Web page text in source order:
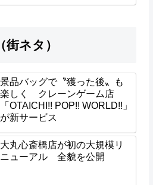
ネタ）
景品バッグで〝獲った後〟も
楽しく クレーンゲーム店
「OTAICHI!! POP!! WORLD!!」
が新サービス
大丸心斎橋店が初の大規模リ
ニューアル 全貌を公開